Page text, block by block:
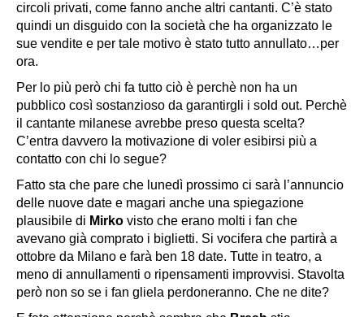
circoli privati, come fanno anche altri cantanti. C’è stato
quindi un disguido con la società che ha organizzato le
sue vendite e per tale motivo è stato tutto annullato…per
ora.
Per lo più però chi fa tutto ciò è perchè non ha un
pubblico così sostanzioso da garantirgli i sold out. Perchè
il cantante milanese avrebbe preso questa scelta?
C’entra davvero la motivazione di voler esibirsi più a
contatto con chi lo segue?
Fatto sta che pare che lunedì prossimo ci sarà l’annuncio
delle nuove date e magari anche una spiegazione
plausibile di Mirko visto che erano molti i fan che
avevano già comprato i biglietti. Si vocifera che partirà a
ottobre da Milano e farà ben 18 date. Tutte in teatro, a
meno di annullamenti o ripensamenti improvvisi. Stavolta
però non so se i fan gliela perdoneranno. Che ne dite?